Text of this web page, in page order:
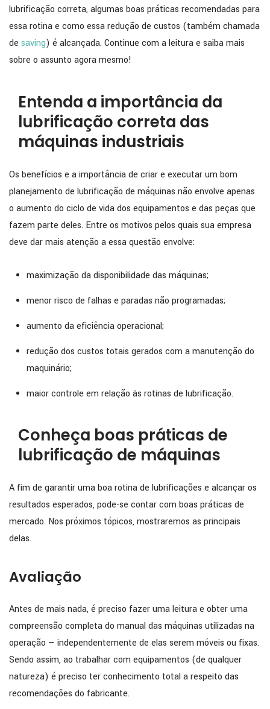
lubrificação correta, algumas boas práticas recomendadas para
essa rotina e como essa redução de custos (também chamada
de saving) é alcançada. Continue com a leitura e saiba mais
sobre o assunto agora mesmo!
Entenda a importância da
lubrificação correta das
máquinas industriais
Os benefícios e a importância de criar e executar um bom
planejamento de lubrificação de máquinas não envolve apenas
o aumento do ciclo de vida dos equipamentos e das peças que
fazem parte deles. Entre os motivos pelos quais sua empresa
deve dar mais atenção a essa questão envolve:
maximização da disponibilidade das máquinas;
menor risco de falhas e paradas não programadas;
aumento da eficiência operacional;
redução dos custos totais gerados com a manutenção do
maquinário;
maior controle em relação às rotinas de lubrificação.
Conheça boas práticas de
lubrificação de máquinas
A fim de garantir uma boa rotina de lubrificações e alcançar os
resultados esperados, pode-se contar com boas práticas de
mercado. Nos próximos tópicos, mostraremos as principais
delas.
Avaliação
Antes de mais nada, é preciso fazer uma leitura e obter uma
compreensão completa do manual das máquinas utilizadas na
operação — independentemente de elas serem móveis ou fixas.
Sendo assim, ao trabalhar com equipamentos (de qualquer
natureza) é preciso ter conhecimento total a respeito das
recomendações do fabricante.